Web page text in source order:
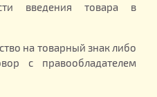
введения товара в
на товарный знак либо
с правообладателем